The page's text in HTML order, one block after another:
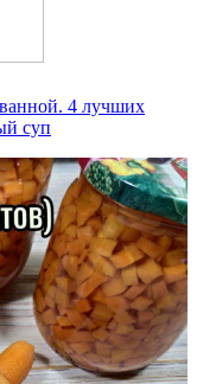
4 лучших
суп